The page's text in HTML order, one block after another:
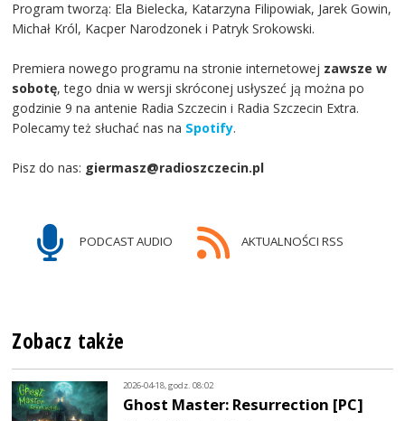
Program tworzą: Ela Bielecka, Katarzyna Filipowiak, Jarek Gowin,
Michał Król, Kacper Narodzonek i Patryk Srokowski.
Premiera nowego programu na stronie internetowej zawsze w
sobotę, tego dnia w wersji skróconej usłyszeć ją można po
godzinie 9 na antenie Radia Szczecin i Radia Szczecin Extra.
Polecamy też słuchać nas na Spotify.
Pisz do nas: giermasz@radioszczecin.pl
PODCAST AUDIO AKTUALNOŚCI RSS
Zobacz także
2026-04-18, godz. 08:02
Ghost Master: Resurrection [PC]